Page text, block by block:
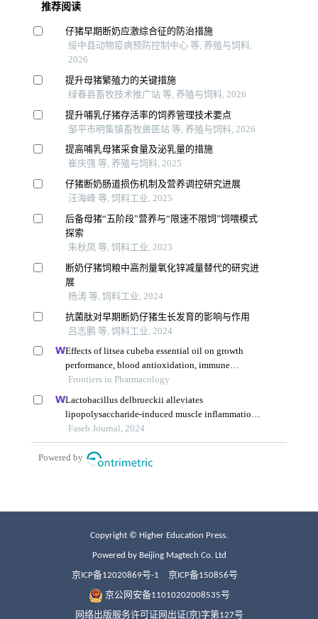
Copyright © Higher Education Press.
Powered by Beijing Magtech Co. Ltd
京ICP备12020869号-1 京ICP备150856号
京公网安备11010202008535号
网络出版服务许可证网出证(京)字第127号